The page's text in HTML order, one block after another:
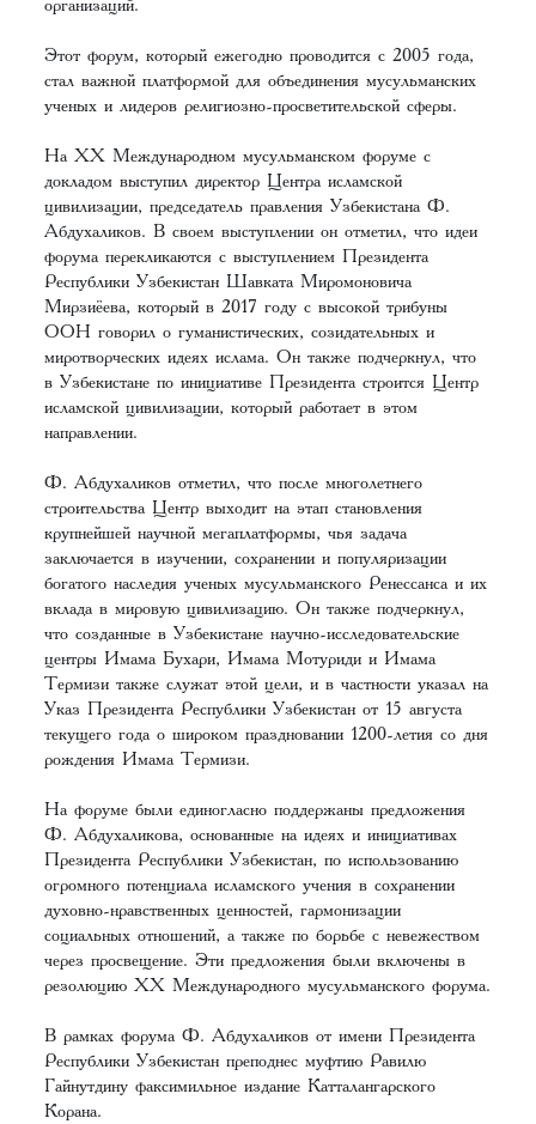
организаций.
Этот форум, который ежегодно проводится с 2005 года,
стал важной платформой для объединения мусульманских
ученых и лидеров религиозно-просветительской сферы.
На XX Международном мусульманском форуме с
докладом выступил директор Центра исламской
цивилизации, председатель правления Узбекистана Ф.
Абдухаликов. В своем выступлении он отметил, что идеи
форума перекликаются с выступлением Президента
Республики Узбекистан Шавката Миромоновича
Мирзиёева, который в 2017 году с высокой трибуны
ООН говорил о гуманистических, созидательных и
миротворческих идеях ислама. Он также подчеркнул, что
в Узбекистане по инициативе Президента строится Центр
исламской цивилизации, который работает в этом
направлении.
Ф. Абдухаликов отметил, что после многолетнего
строительства Центр выходит на этап становления
крупнейшей научной мегаплатформы, чья задача
заключается в изучении, сохранении и популяризации
богатого наследия ученых мусульманского Ренессанса и их
вклада в мировую цивилизацию. Он также подчеркнул,
что созданные в Узбекистане научно-исследовательские
центры Имама Бухари, Имама Мотуриди и Имама
Термизи также служат этой цели, и в частности указал на
Указ Президента Республики Узбекистан от 15 августа
текущего года о широком праздновании 1200-летия со дня
рождения Имама Термизи.
На форуме были единогласно поддержаны предложения
Ф. Абдухаликова, основанные на идеях и инициативах
Президента Республики Узбекистан, по использованию
огромного потенциала исламского учения в сохранении
духовно-нравственных ценностей, гармонизации
социальных отношений, а также по борьбе с невежеством
через просвещение. Эти предложения были включены в
резолюцию XX Международного мусульманского форума.
В рамках форума Ф. Абдухаликов от имени Президента
Республики Узбекистан преподнес муфтию Равилю
Гайнутдину факсимильное издание Катталангарского
Корана.